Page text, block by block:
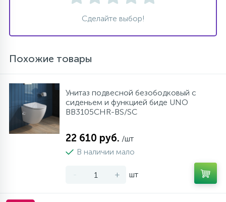
Сделайте выбор!
Похожие товары
Унитаз подвесной безободковый с
сиденьем и функцией биде UNO
BB3105CHR-BS/SC
22 610 руб. /шт
В наличии мало
- + шт